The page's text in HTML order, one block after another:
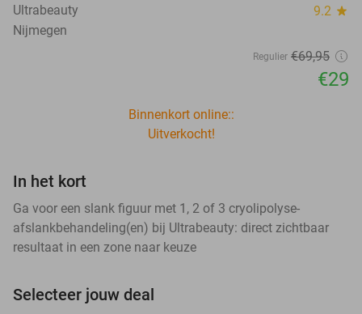
Ultrabeauty 9.2 star
Nijmegen
Regulier €69,95
€29
Binnenkort online::
Uitverkocht!
In het kort
Ga voor een slank figuur met 1, 2 of 3 cryolipolyse-
afslankbehandeling(en) bij Ultrabeauty: direct zichtbaar
resultaat in een zone naar keuze
Selecteer jouw deal